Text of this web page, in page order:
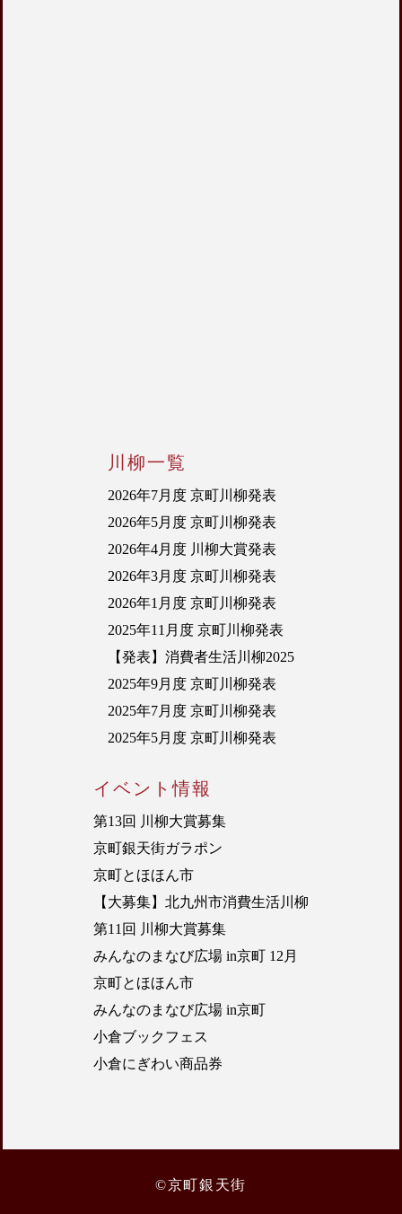
イベント情報
第13回 川柳大賞募集
京町銀天街ガラポン
京町とほほん市
【大募集】北九州市消費生活川柳
第11回 川柳大賞募集
みんなのまなび広場 in京町 12月
京町とほほん市
みんなのまなび広場 in京町
小倉ブックフェス
小倉にぎわい商品券
川柳一覧
2026年7月度 京町川柳発表
2026年5月度 京町川柳発表
2026年4月度 川柳大賞発表
2026年3月度 京町川柳発表
2026年1月度 京町川柳発表
2025年11月度 京町川柳発表
【発表】消費者生活川柳2025
2025年9月度 京町川柳発表
2025年7月度 京町川柳発表
2025年5月度 京町川柳発表
©京町銀天街